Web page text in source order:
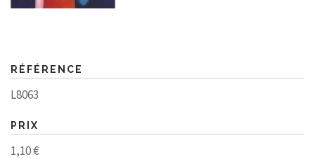
RÉFÉRENCE
L8063
PRIX
1,10 €